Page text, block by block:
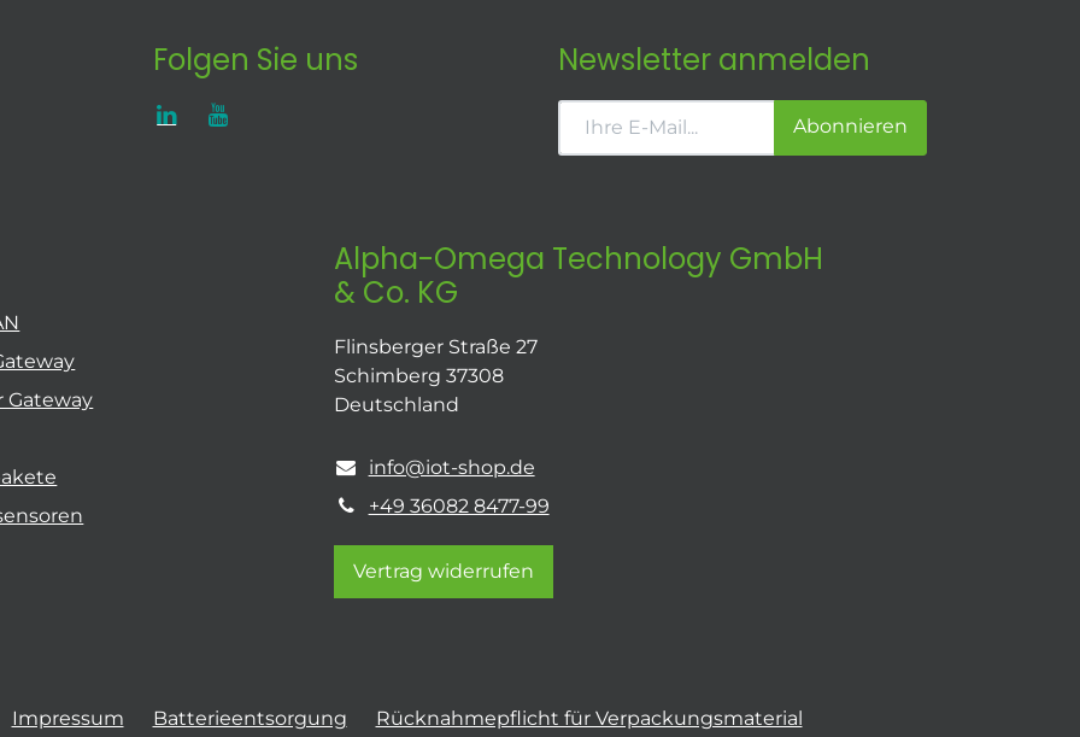
Folgen Sie uns Newsletter anmelden
Abonnieren
Gateway
Alpha-Omega Technology GmbH
& Co. KG
Flinsberger Straße 27
Schimberg 37308
Deutschland
info@iot-shop.de
+49 36082 8477-99
Vertrag widerrufen
Impressum Batterieentsorgung Rücknahmepflicht für Verpackungsmaterial